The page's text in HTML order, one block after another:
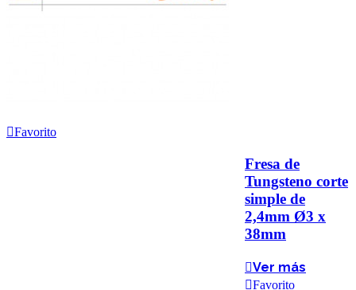
Favorito
Fresa de
Tungsteno corte
simple de
2,4mm Ø3 x
38mm
Ver más
Favorito